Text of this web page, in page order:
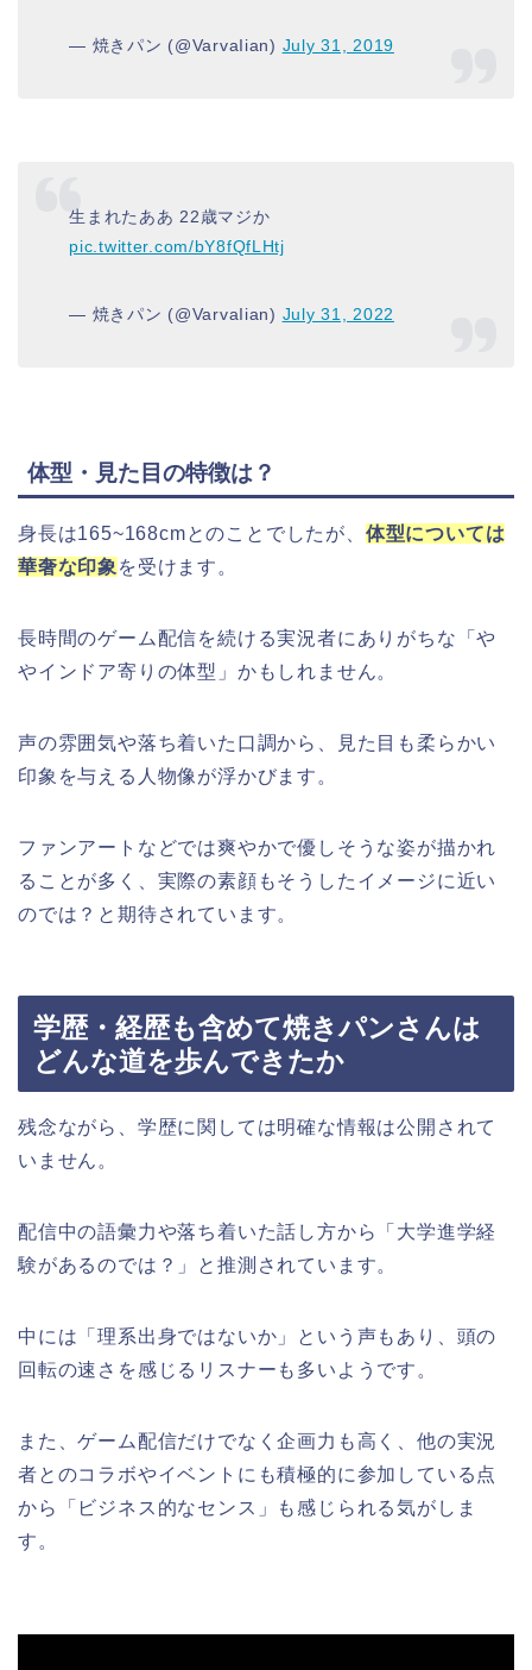
— 焼きパン (@VarvaIian) July 31, 2019
生まれたああ 22歳マジか
pic.twitter.com/bY8fQfLHtj
— 焼きパン (@VarvaIian) July 31, 2022
体型・見た目の特徴は？
身長は165~168cmとのことでしたが、 体型については
華奢な印象 を受けます。
長時間のゲーム配信を続ける実況者にありがちな「や
やインドア寄りの体型」かもしれません。
声の雰囲気や落ち着いた口調から、見た目も柔らかい
印象を与える人物像が浮かびます。
ファンアートなどでは爽やかで優しそうな姿が描かれ
ることが多く、実際の素顔もそうしたイメージに近い
のでは？と期待されています。
学歴・経歴も含めて焼きパンさんは
どんな道を歩んできたか
残念ながら、学歴に関しては明確な情報は公開されて
いません。
配信中の語彙力や落ち着いた話し方から「大学進学経
験があるのでは？」と推測されています。
中には「理系出身ではないか」という声もあり、頭の
回転の速さを感じるリスナーも多いようです。
また、ゲーム配信だけでなく企画力も高く、他の実況
者とのコラボやイベントにも積極的に参加している点
から「ビジネス的なセンス」も感じられる気がしま
す。